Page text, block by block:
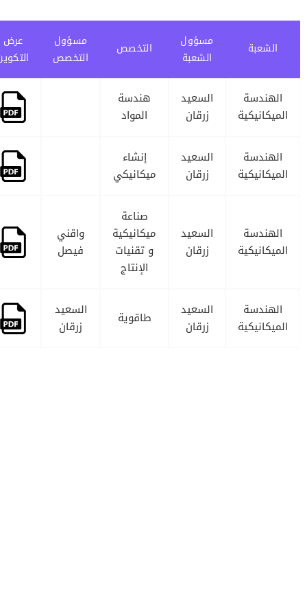
الشعبة
مسؤول
الشعبة
التخصص
مسؤول
التخصص
عرض
التكوين
الهندسة
الميكانيكية
السعيد
زرقان
هندسة
المواد
الهندسة
الميكانيكية
السعيد
زرقان
إنشاء
ميكانيكي
الهندسة
الميكانيكية
السعيد
زرقان
صناعة
ميكانيكية
و تقنيات
الإنتاج
واقني
فيصل
الهندسة
الميكانيكية
السعيد
زرقان
طاقوية
السعيد
زرقان